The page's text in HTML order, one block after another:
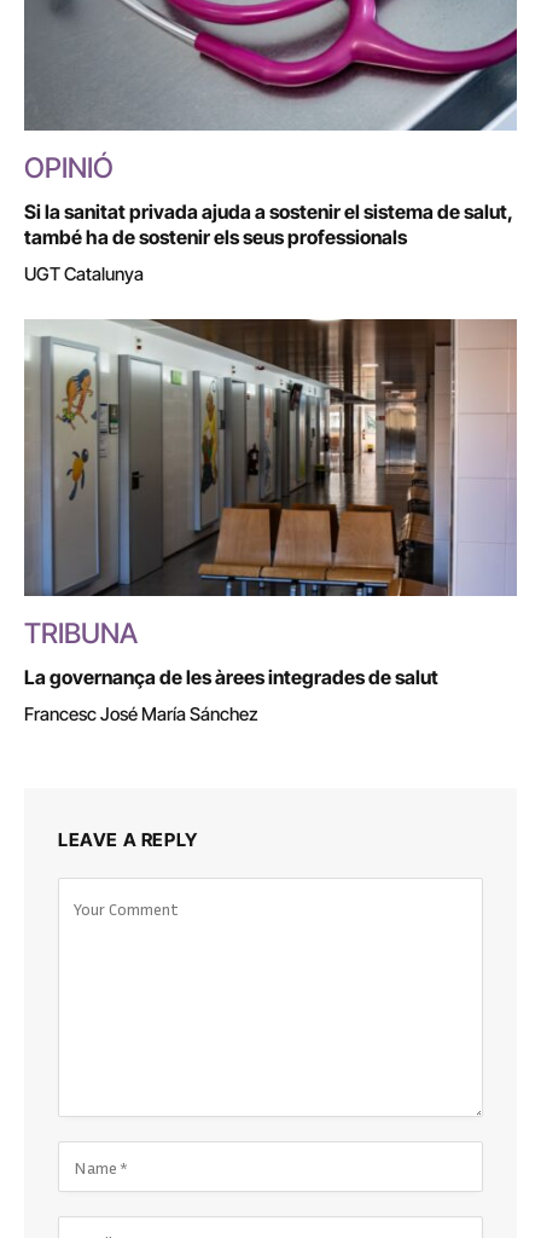
OPINIÓ
Si la sanitat privada ajuda a sostenir el sistema de salut,
també ha de sostenir els seus professionals
UGT Catalunya
TRIBUNA
La governança de les àrees integrades de salut
Francesc José María Sánchez
LEAVE A REPLY